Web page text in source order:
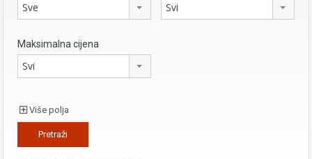
Sve Svi
Maksimalna cijena
Svi
Više polja